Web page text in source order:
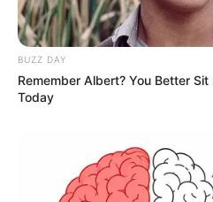
BUZZ DAY
Remember Albert? You Better
Today